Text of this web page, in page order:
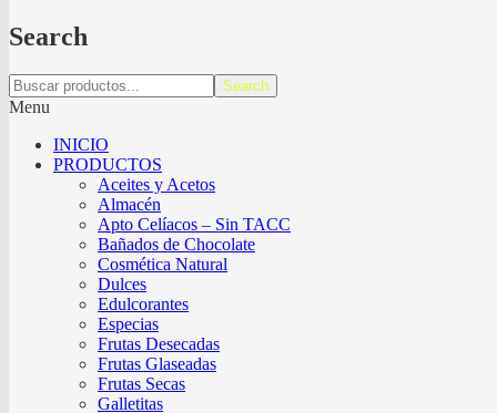
Search
Search
Menu
INICIO
PRODUCTOS
Aceites y Acetos
Almacén
Apto Celíacos – Sin TACC
Bañados de Chocolate
Cosmética Natural
Dulces
Edulcorantes
Especias
Frutas Desecadas
Frutas Glaseadas
Frutas Secas
Galletitas